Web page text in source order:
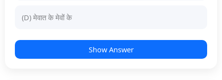
(D) मेवात के मेवों के
Show Answer